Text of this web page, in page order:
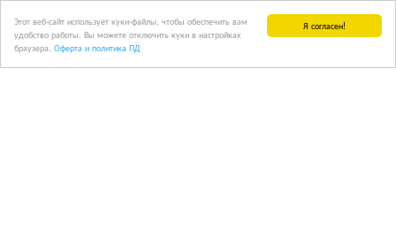
Я согласен!
Этот веб-сайт использует куки-файлы, чтобы обеспечить вам
удобство работы. Вы можете отключить куки в настройках
браузера. Оферта и политика ПД